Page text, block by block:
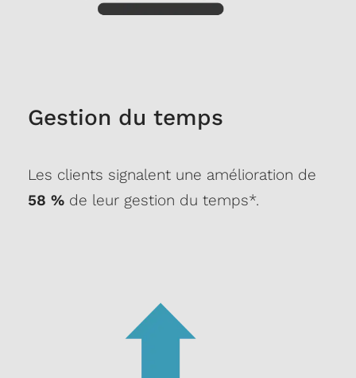
Gestion du temps
Les clients signalent une amélioration de
58 % de leur gestion du temps*.